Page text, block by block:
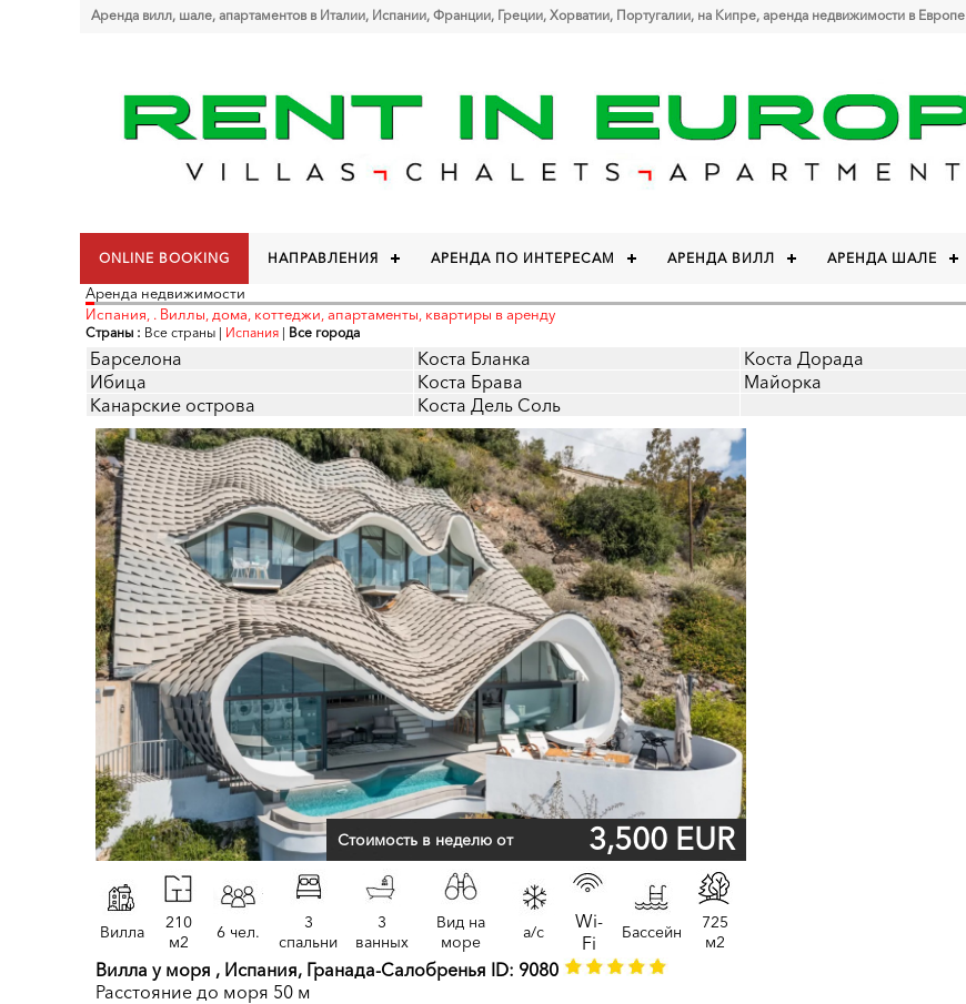
Аренда вилл, шале, апартаментов в Италии, Испании, Франции, Греции, Хорватии, Португалии, на Кипре, аренда недвижимости в Европе
ONLINE BOOKING НАПРАВЛЕНИЯ АРЕНДА ПО ИНТЕРЕСАМ АРЕНДА ВИЛЛ АРЕНДА ШАЛЕ
Аренда недвижимости
Испания, . Виллы, дома, коттеджи, апартаменты, квартиры в аренду
Страны : Все страны | Испания | Все города
Барселона Коста Бланка Коста Дорада
Ибица
Коста Брава Майорка
Канарские острова
Коста Дель Соль
Стоимость в неделю от 3,500 EUR
Вилла
210
м2
6 чел.
3
спальни
3
ванных
Вид на
море
a/c
Wi-
Fi
Бассейн
725
м2
Вилла у моря , Испания, Гранада-Салобренья ID: 9080
Расстояние до моря 50 м